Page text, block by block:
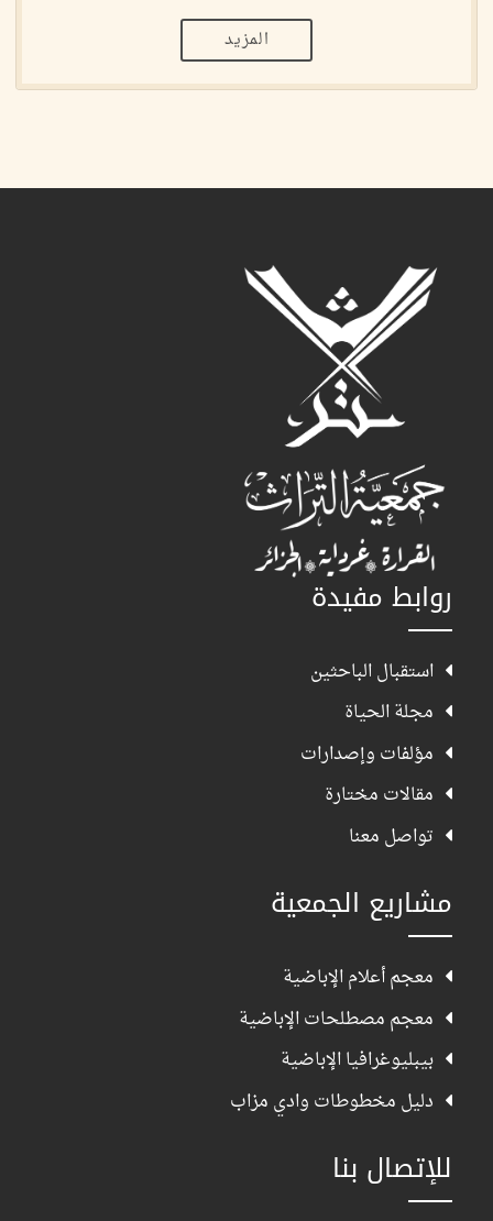
المزيد
روابط مفيدة
استقبال الباحثين
مجلة الحياة
مؤلفات وإصدارات
مقالات مختارة
تواصل معنا
مشاريع الجمعية
معجم أعلام الإباضية
معجم مصطلحات الإباضية
بيبليوغرافيا الإباضية
دليل مخطوطات وادي مزاب
للإتصال بنا